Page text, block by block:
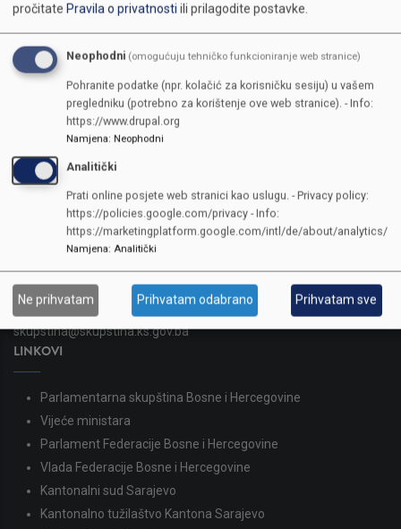
KONTAKTI
SKUPŠTINA
387 33 562-044
387 33 562-210
skupstina@skupstina.ks.gov.ba
LINKOVI
Parlamentarna skupština Bosne i Hercegovine
Vijeće ministara
Parlament Federacije Bosne i Hercegovine
Vlada Federacije Bosne i Hercegovine
Kantonalni sud Sarajevo
Kantonalno tužilaštvo Kantona Sarajevo
pročitate Pravila o privatnostiili prilagodite postavke.
Neophodni (omogućuju tehničko funkcioniranje web stranice)
Pohranite podatke (npr. kolačić za korisničku sesiju) u vašem
pregledniku (potrebno za korištenje ove web stranice). - Info:
https://www.drupal.org
Namjena: Neophodni
Analitički
Prati online posjete web stranici kao uslugu. - Privacy policy:
https://policies.google.com/privacy - Info:
https://marketingplatform.google.com/intl/de/about/analytics/
Namjena: Analitički
Ne prihvatam Prihvatam odabrano Prihvatam sve